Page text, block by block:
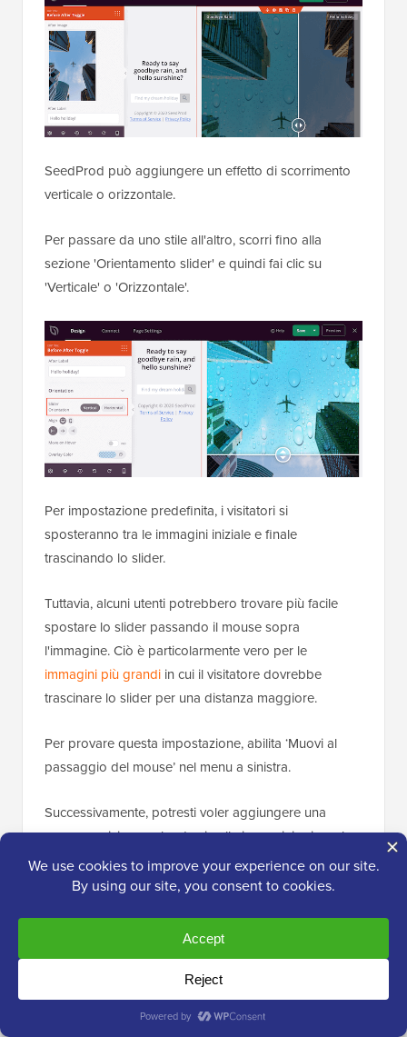
SeedProd può aggiungere un effetto di scorrimento
verticale o orizzontale.
Per passare da uno stile all'altro, scorri fino alla
sezione 'Orientamento slider' e quindi fai clic su
'Verticale' o 'Orizzontale'.
Per impostazione predefinita, i visitatori si
sposteranno tra le immagini iniziale e finale
trascinando lo slider.
Tuttavia, alcuni utenti potrebbero trovare più facile
spostare lo slider passando il mouse sopra
l'immagine. Ciò è particolarmente vero per le
immagini più grandi in cui il visitatore dovrebbe
trascinare lo slider per una distanza maggiore.
Per provare questa impostazione, abilita ‘Muovi al
passaggio del mouse’ nel menu a sinistra.
Successivamente, potresti voler aggiungere una
sovrapposizione colorata sia alle immagini prima che
dopo. Questo può aiutare l'immagine a fondersi con il
resto delloschema di colori o a risaltare dallo sfondo.
semitrasparente per creare un effetto più sottile.
Per provare colori diversi, fai clic sulla sezione ‘Colore
sovrapposizione’ e quindi apporta le modifiche nella